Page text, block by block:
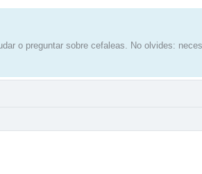
o preguntar sobre cefaleas. No olvides: